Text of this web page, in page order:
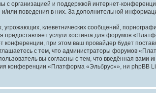
с организацией и поддержкой интернет-
и/или поведения в них. За дополнительной
клеветнических сообщений,
предоставляет услуги хостинга для форумов
при этом ваш провайдер будет
с тем, что администраторы форумов
вы согласны с тем, что введённая
конференции «Платформа «Эльбрус»», ни phpBB